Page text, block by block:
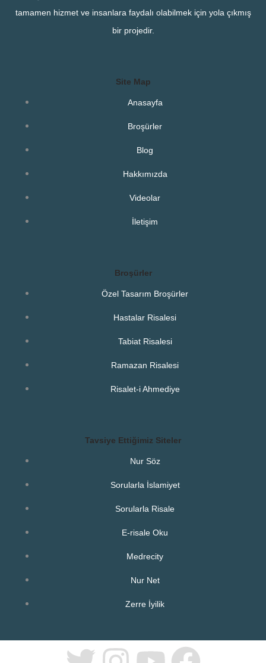
tamamen hizmet ve insanlara faydalı olabilmek için yola çıkmış
bir projedir.
Site Map
Anasayfa
Broşürler
Blog
Hakkımızda
Videolar
İletişim
Broşürler
Özel Tasarım Broşürler
Hastalar Risalesi
Tabiat Risalesi
Ramazan Risalesi
Risalet-i Ahmediye
Tavsiye Ettiğimiz Siteler
Nur Söz
Sorularla İslamiyet
Sorularla Risale
E-risale Oku
Medrecity
Nur Net
Zerre İyilik